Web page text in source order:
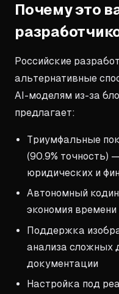
Почему это
Российские
альтернативные
AI-моделям из-за
предлагает:
Триумфальные
(90.9% точность)
юридических и
Автономный
экономия
Поддержка
анализа сложных
документации
Настройка под